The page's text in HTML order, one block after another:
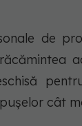
de
cât